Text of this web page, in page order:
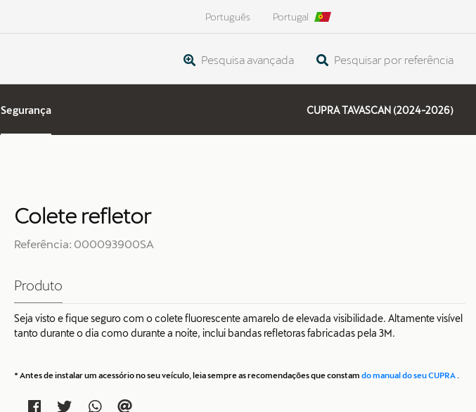
Português Portugal
Pesquisa avançada Pesquisar por referência
Segurança CUPRA TAVASCAN (2024-2026)
Colete refletor
Referência: 000093900SA
Produto
Seja visto e fique seguro com o colete fluorescente amarelo de elevada visibilidade. Altamente visível
tanto durante o dia como durante a noite, inclui bandas refletoras fabricadas pela 3M.
* Antes de instalar um acessório no seu veículo, leia sempre as recomendações que constam do manual do seu CUPRA